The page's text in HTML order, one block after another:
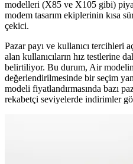
modelleri (X85 ve X105 gibi)
modem tasarım ekiplerinin kısa
çekici.
Pazar payı ve kullanıcı tercihleri
alan kullanıcıların hız testlerine
belirtiliyor. Bu durum, Air
değerlendirilmesinde bir seçim
modeli fiyatlandırmasında bazı
rekabetçi seviyelerde indirimler